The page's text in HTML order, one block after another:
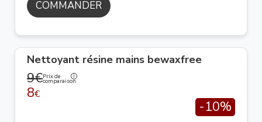
COMMANDER
Nettoyant résine mains bewaxfree
9€Prix de
comparaison
8€
-10%